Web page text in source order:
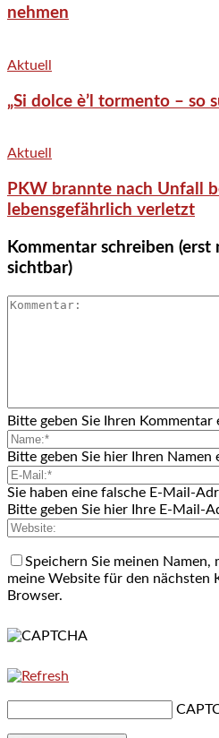
nehmen
Aktuell
„Si dolce è’l tormento – so
Aktuell
PKW brannte nach Unfall
lebensgefährlich verletzt
Kommentar schreiben
sichtbar)
Bitte geben Sie Ihren Kommentar
Bitte geben Sie hier Ihren Namen
Sie haben eine falsche E-Mail-
Bitte geben Sie hier Ihre E-Mail-
Speichern Sie meinen Namen,
meine Website für den nächsten
Browser.